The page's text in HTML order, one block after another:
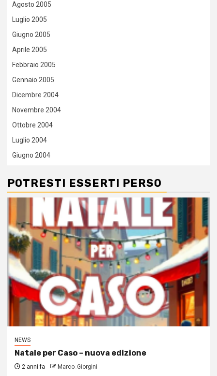
Agosto 2005
Luglio 2005
Giugno 2005
Aprile 2005
Febbraio 2005
Gennaio 2005
Dicembre 2004
Novembre 2004
Ottobre 2004
Luglio 2004
Giugno 2004
POTRESTI ESSERTI PERSO
NEWS
Natale per Caso – nuova edizione
2 anni fa Marco_Giorgini